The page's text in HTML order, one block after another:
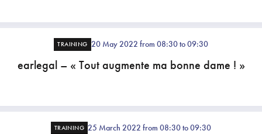
TRAINING 20 May 2022 from 08:30 to 09:30
earlegal – « Tout augmente ma bonne dame ! »
TRAINING 25 March 2022 from 08:30 to 09:30